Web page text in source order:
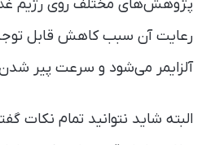
پژوهش‌های مختلف روی رژیم
رعایت آن سبب کاهش قابل
آلزایمر می‌شود و سرعت پیر
البته شاید نتوانید تمام نکات